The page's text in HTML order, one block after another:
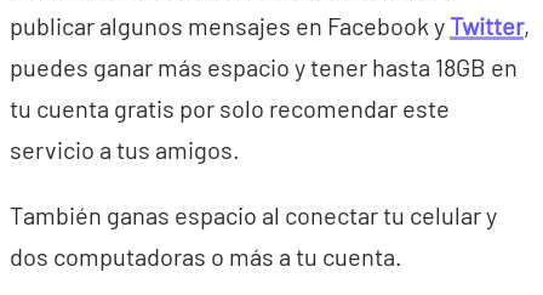
publicar algunos mensajes en Facebook y Twitter,
puedes ganar más espacio y tener hasta 18GB en
tu cuenta gratis por solo recomendar este
servicio a tus amigos.
También ganas espacio al conectar tu celular y
dos computadoras o más a tu cuenta.